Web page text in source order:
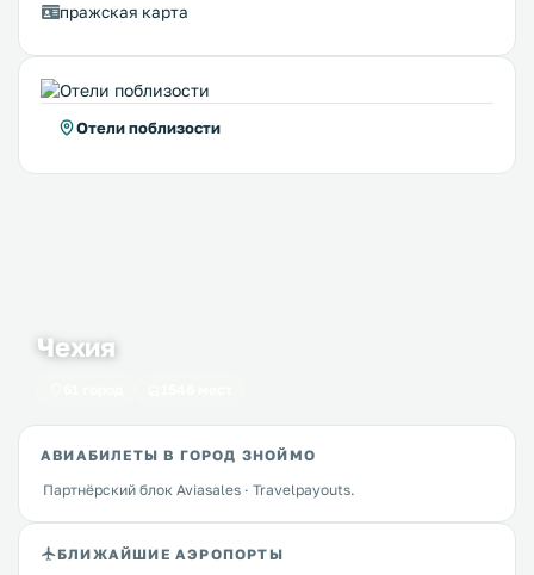
пражская карта
Отели поблизости
Чехия
АВИАБИЛЕТЫ В ГОРОД ЗНОЙМО
Партнёрский блок Aviasales · Travelpayouts.
БЛИЖАЙШИЕ АЭРОПОРТЫ